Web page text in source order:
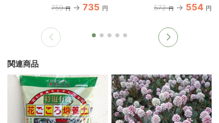
759 円 735 円
3-3.5号ポット572 円 554 円
関連商品